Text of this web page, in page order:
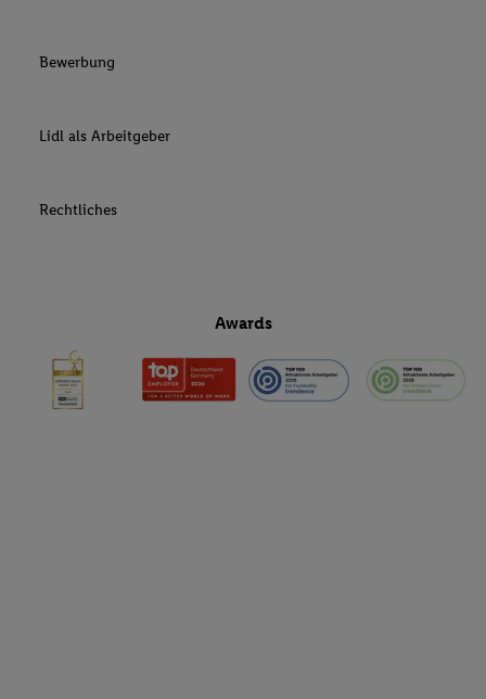
Bewerbung
Lidl als Arbeitgeber
Rechtliches
Awards